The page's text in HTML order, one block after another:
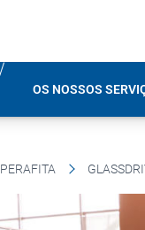
OS NOSSOS
PERAFITA